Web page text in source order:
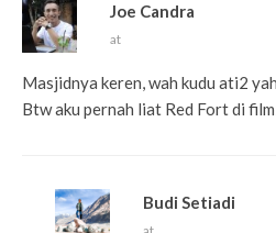
Joe Candra
at
Masjidnya keren, wah kudu ati2
Btw aku pernah liat Red Fort di
Budi Setiadi